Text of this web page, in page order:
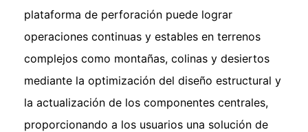
plataforma de perforación puede lograr
operaciones continuas y estables en terrenos
complejos como montañas, colinas y desiertos
mediante la optimización del diseño estructural y
la actualización de los componentes centrales,
proporcionando a los usuarios una solución de